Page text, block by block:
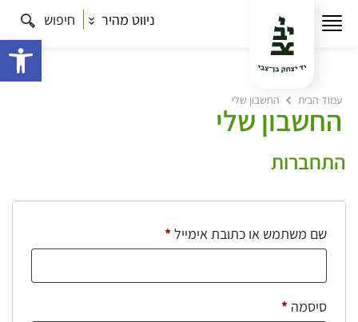
ניווט מהיר חיפוש
עמוד הבית החשבון שלי
החשבון שלי
התחברות
שם משתמש או כתובת אימייל*חובה
סיסמה *חובה